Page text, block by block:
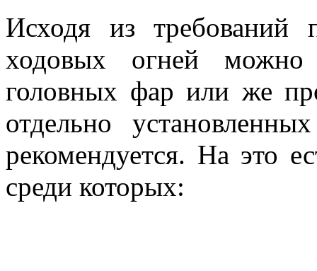
Исходя из требований
ходовых огней можно
головных фар или же
отдельно
рекомендуется. На это
среди которых: